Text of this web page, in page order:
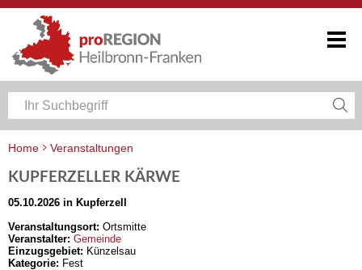
Home
Veranstaltungen
KUPFERZELLER KÄRWE
05.10.2026 in Kupferzell
Veranstaltungsort: Ortsmitte
Veranstalter: Gemeinde
Einzugsgebiet: Künzelsau
Kategorie: Fest